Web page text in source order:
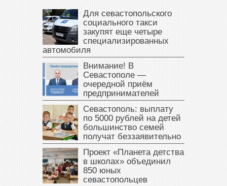
Для севастопольского
социального такси
закупят еще четыре
специализированных
автомобиля
Внимание! В
Севастополе —
очередной приём
предпринимателей
Севастополь: выплату
по 5000 рублей на детей
большинство семей
получат беззаявительно
Проект «Планета детства
в школах» объединил
850 юных
севастопольцев